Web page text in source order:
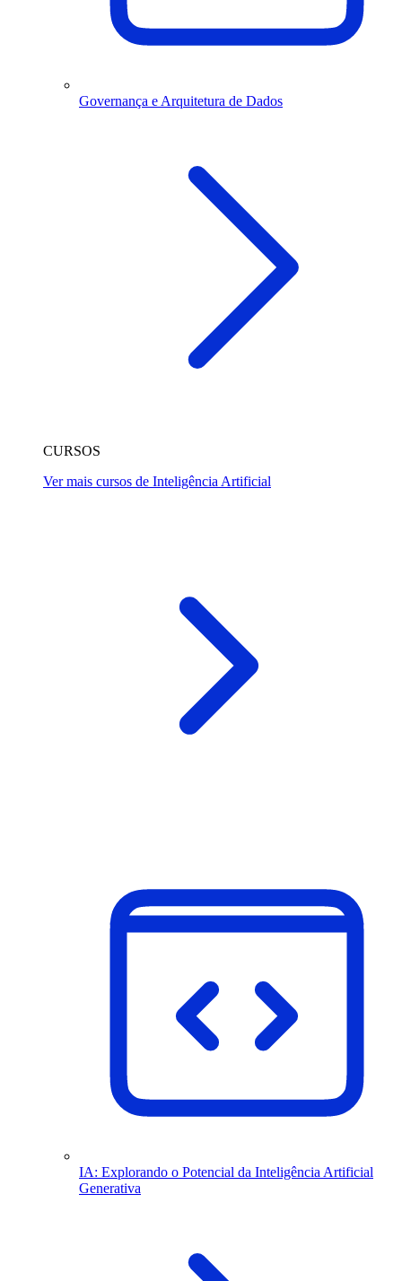
Governança e Arquitetura de Dados
CURSOS
Ver mais cursos de Inteligência Artificial
IA: Explorando o Potencial da Inteligência Artificial
Generativa